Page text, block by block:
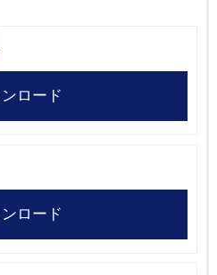
ロード
ロード